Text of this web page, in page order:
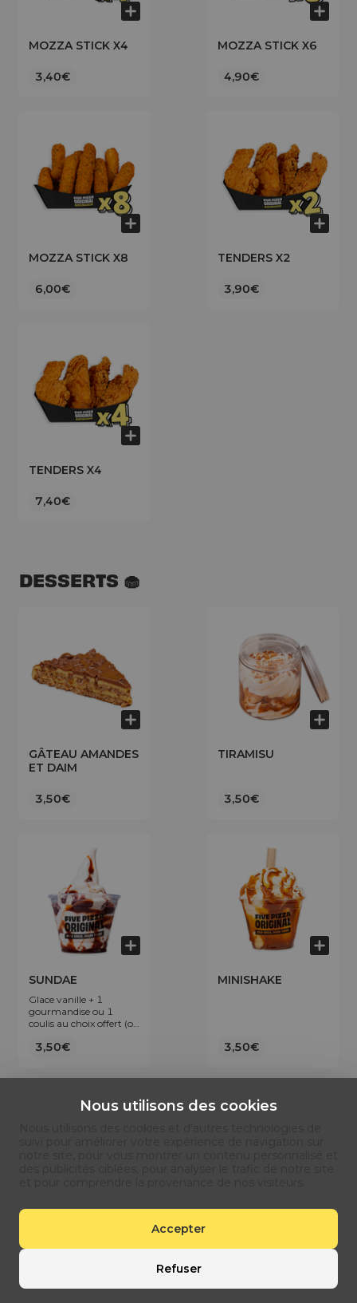
MOZZA STICK X4
3,40€
MOZZA STICK X6
4,90€
MOZZA STICK X8
6,00€
TENDERS X2
3,90€
TENDERS X4
7,40€
DESSERTS 🧁
GÂTEAU AMANDES
ET DAIM
3,50€
TIRAMISU
3,50€
SUNDAE
Glace vanille + 1
gourmandise ou 1
coulis au choix offert (ou
3,50€
MINISHAKE
3,50€
Base de jus de pomme.
Nous utilisons des cookies
Accepter
Refuser